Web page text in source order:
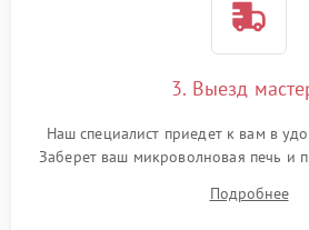
3. Выезд
Наш специалист приедет к вам в
Заберет ваш микроволновая печь и
Подробнее